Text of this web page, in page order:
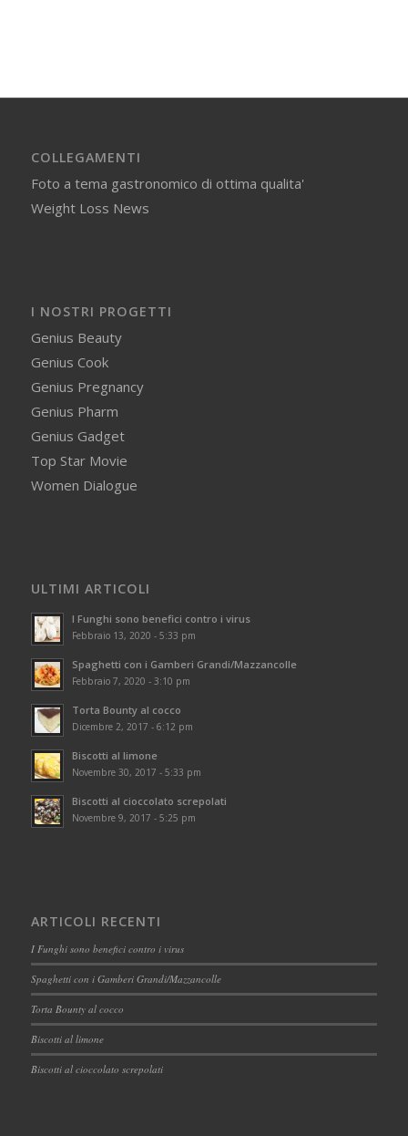
COLLEGAMENTI
Foto a tema gastronomico di ottima qualita'
Weight Loss News
I NOSTRI PROGETTI
Genius Beauty
Genius Cook
Genius Pregnancy
Genius Pharm
Genius Gadget
Top Star Movie
Women Dialogue
ULTIMI ARTICOLI
I Funghi sono benefici contro i virus
Febbraio 13, 2020 - 5:33 pm
Spaghetti con i Gamberi Grandi/Mazzancolle
Febbraio 7, 2020 - 3:10 pm
Torta Bounty al cocco
Dicembre 2, 2017 - 6:12 pm
Biscotti al limone
Novembre 30, 2017 - 5:33 pm
Biscotti al cioccolato screpolati
Novembre 9, 2017 - 5:25 pm
ARTICOLI RECENTI
I Funghi sono benefici contro i virus
Spaghetti con i Gamberi Grandi/Mazzancolle
Torta Bounty al cocco
Biscotti al limone
Biscotti al cioccolato screpolati